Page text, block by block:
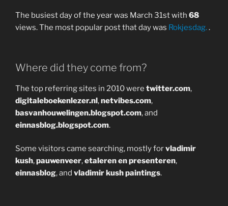
The busiest day of the year was March 31st with 68
views. The most popular post that day was Rokjesdag..
Where did they come from?
The top referring sites in 2010 were twitter.com,
digitaleboekenlezer.nl,netvibes.com,
basvanhouwelingen.blogspot.com, and
einnasblog.blogspot.com.
Some visitors came searching, mostly forvladimir
kush,pauwenveer,etaleren en presenteren,
einnasblog, and vladimir kush paintings.